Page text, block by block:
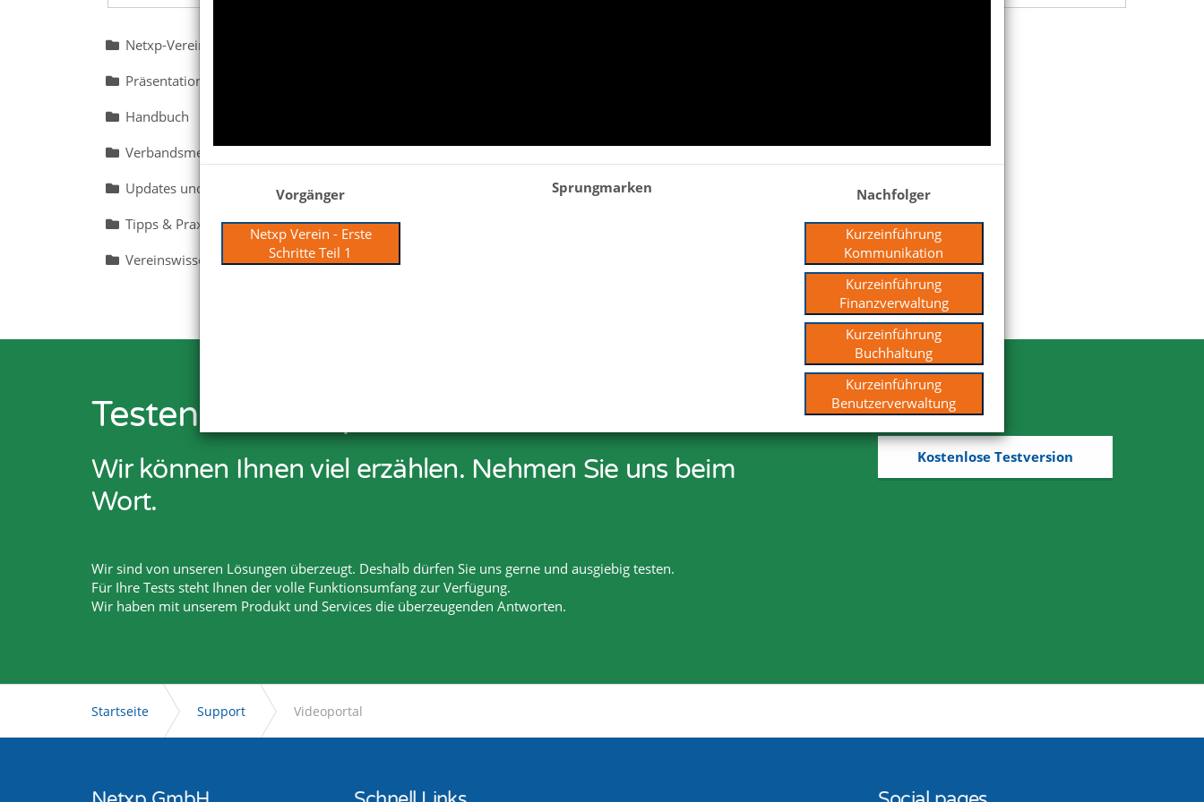
Netxp-Verein für die Verwendung im Verein einrichten
Präsentationen für Interessenten
Handbuch
Verbandsmeldungen
Updates und Beta
Tipps & Praxisbeispiele
Vereinswissen
Vorgänger
Netxp Verein - Erste
Schritte Teil 1
Sprungmarken Nachfolger
Kurzeinführung
Kommunikation
Kurzeinführung
Finanzverwaltung
Kurzeinführung
Buchhaltung
Kurzeinführung
Benutzerverwaltung
Testen Sie Netxp-Verein
Wir können Ihnen viel erzählen. Nehmen Sie uns beim
Wort.
Wir sind von unseren Lösungen überzeugt. Deshalb dürfen Sie uns gerne und ausgiebig testen.
Für Ihre Tests steht Ihnen der volle Funktionsumfang zur Verfügung.
Wir haben mit unserem Produkt und Services die überzeugenden Antworten.
Kostenlose Testversion
Startseite Support Videoportal